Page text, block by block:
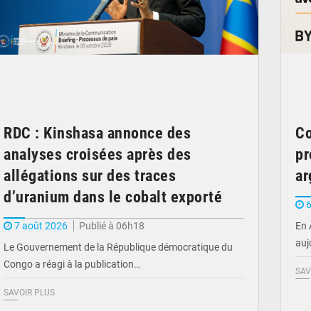
RDC : Kinshasa annonce des
analyses croisées après des
allégations sur des traces
d’uranium dans le cobalt exporté
7 août 2026
Publié à 06h18
Le Gouvernement de la République démocratique du
Congo a réagi à la publication…
SAVOIR PLUS
En